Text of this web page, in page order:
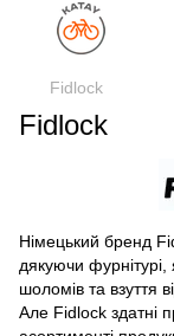
Fidlock
Fidlock
Німецький бренд
дякуючи
шоломів та взуття
Але Fidlock здатні